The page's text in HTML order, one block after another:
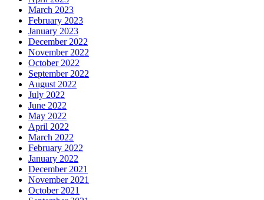
March 2023
February 2023
January 2023
December 2022
November 2022
October 2022
September 2022
August 2022
July 2022
June 2022
May 2022
April 2022
March 2022
February 2022
January 2022
December 2021
November 2021
October 2021